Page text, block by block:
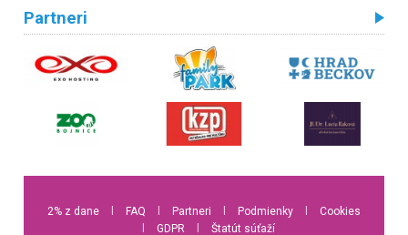
Partneri
2% z dane FAQ Partneri Podmienky
Cookies
GDPR Štatút súťaží